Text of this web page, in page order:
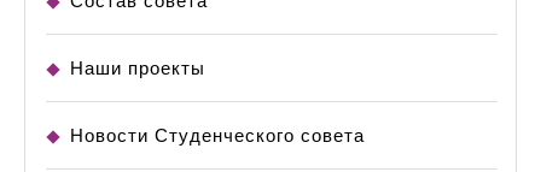
Наши проекты
Новости Студенческого совета